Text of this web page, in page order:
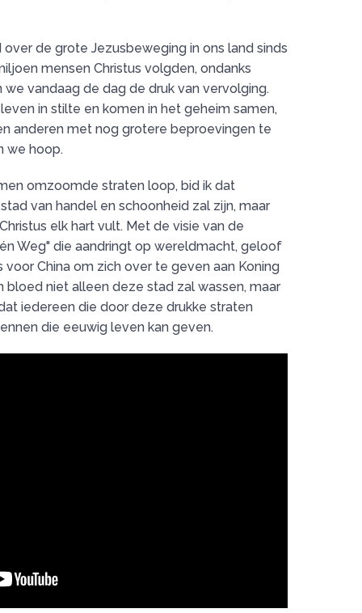
de grote Jezusbeweging in ons land sinds
mensen Christus volgden, ondanks
vandaag de dag de druk van vervolging.
in stilte en komen in het geheim samen,
anderen met nog grotere beproevingen te
we hoop.
omzoomde straten loop, bid ik dat
van handel en schoonheid zal zijn, maar
elk hart vult. Met de visie van de
Weg" die aandringt op wereldmacht, geloof
China om zich over te geven aan Koning
bloed niet alleen deze stad zal wassen, maar
iedereen die door deze drukke straten
die eeuwig leven kan geven.